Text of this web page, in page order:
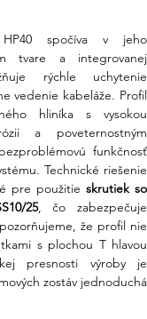
(na výšku) alebo
pri rezaní a uľahčuje
neistote:Váhate, či
alebo čierne
profily bezpečne
Náš tím v Ensun
optimálne
vyberie vhodné
váš typ strechy.
profiloch, ktoré
normy:
HP40 spočíva v jeho
tvare a integrovanej
rýchle uchytenie
vedenie kabeláže. Profil
hliníka s vysokou
a poveternostným
funkčnosť
Technické riešenie
pre použitie skrutiek so
25, čo zabezpečuje
že profil nie
s plochou T hlavou
presnosti výroby je
zostáv jednoduchá